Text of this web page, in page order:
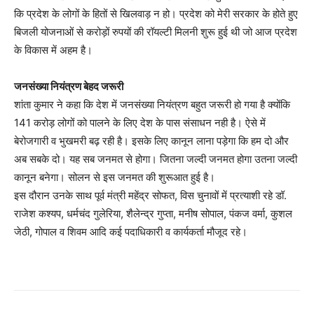
कि प्रदेश के लोगों के हितों से खिलवाड़ न हो। प्रदेश को मेरी सरकार के होते हुए
बिजली योजनाओं से करोड़ों रुपयों की रॉयल्टी मिलनी शुरू हुई थी जो आज प्रदेश
के विकास में अहम है।
जनसंख्या नियंत्रण बेहद जरूरी
शांता कुमार ने कहा कि देश में जनसंख्या नियंत्रण बहुत जरूरी हो गया है क्योंकि
141 करोड़ लोगों को पालने के लिए देश के पास संसाधन नही है। ऐसे में
बेरोजगारी व भुखमरी बढ़ रही है। इसके लिए कानून लाना पड़ेगा कि हम दो और
अब सबके दो। यह सब जनमत से होगा। जितना जल्दी जनमत होगा उतना जल्दी
कानून बनेगा। सोलन से इस जनमत की शुरूआत हुई है।
इस दौरान उनके साथ पूर्व मंत्री महेंद्र सोफत, विस चुनावों में प्रत्याशी रहे डॉ.
राजेश कश्यप, धर्मचंद गुलेरिया, शैलेन्द्र गुप्ता, मनीष सोपाल, पंकज वर्मा, कुशल
जेठी, गोपाल व शिवम आदि कई पदाधिकारी व कार्यकर्ता मौजूद रहे।